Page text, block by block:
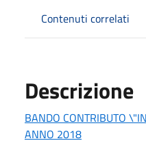
Contenuti correlati
Descrizione
BANDO CONTRIBUTO
ANNO 2018